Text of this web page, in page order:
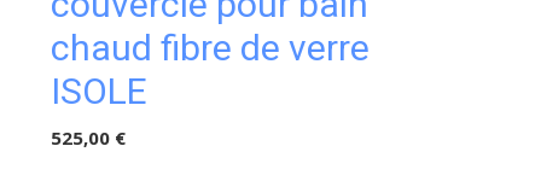
chaud fibre de verre
ISOLE
525,00 €